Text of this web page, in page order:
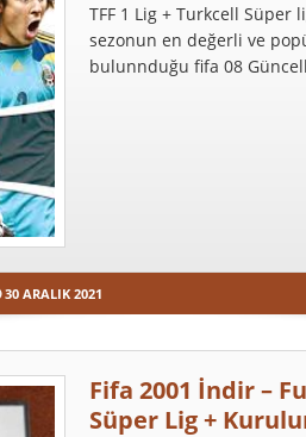
TFF 1 Lig + Turkcell Süper
sezonun en değerli ve
bulunnduğu fifa 08
30 ARALIK 2021
Fifa 2001 İndir –
Süper Lig +